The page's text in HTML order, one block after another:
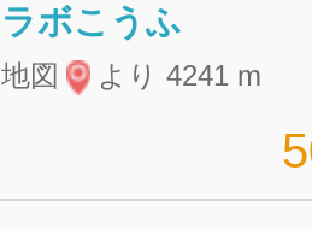
ラボこうふ
地図 より 4241 m